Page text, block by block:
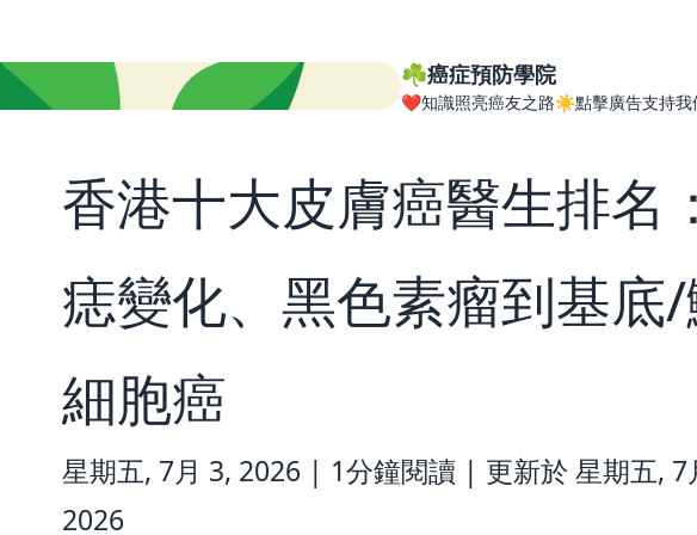
☘️癌症預防學院
❤️知識照亮癌友之路☀️點擊廣告支持我
香港十大皮膚癌醫生排名
痣變化、黑色素瘤到基底
細胞癌
星期五, 7月 3, 2026 | 1分鐘閱讀 | 更新於 星期五, 7
2026